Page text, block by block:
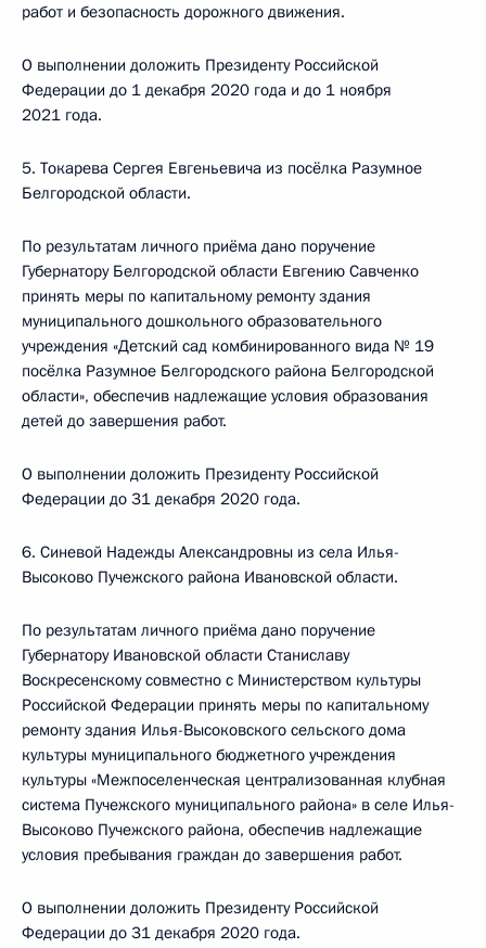
работ и безопасность дорожного движения.
О выполнении доложить Президенту Российской
Федерации до 1 декабря 2020 года и до 1 ноября
2021 года.
5. Токарева Сергея Евгеньевича из посёлка Разумное
Белгородской области.
По результатам личного приёма дано поручение
Губернатору Белгородской области Евгению Савченко
принять меры по капитальному ремонту здания
муниципального дошкольного образовательного
учреждения «Детский сад комбинированного вида № 19
посёлка Разумное Белгородского района Белгородской
области», обеспечив надлежащие условия образования
детей до завершения работ.
О выполнении доложить Президенту Российской
Федерации до 31 декабря 2020 года.
6. Синевой Надежды Александровны из села Илья-
Высоково Пучежского района Ивановской области.
По результатам личного приёма дано поручение
Губернатору Ивановской области Станиславу
Воскресенскому совместно с Министерством культуры
Российской Федерации принять меры по капитальному
ремонту здания Илья-Высоковского сельского дома
культуры муниципального бюджетного учреждения
культуры «Межпоселенческая централизованная клубная
система Пучежского муниципального района» в селе Илья-
Высоково Пучежского района, обеспечив надлежащие
условия пребывания граждан до завершения работ.
О выполнении доложить Президенту Российской
Федерации до 31 декабря 2020 года.